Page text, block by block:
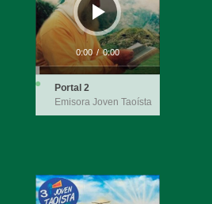
0:00 / 0:00
Portal 2
Emisora Joven Taoísta
Reproductor
de